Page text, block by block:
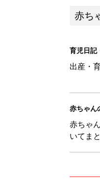
赤ち
育児日記
出産・
赤ちゃん
赤ちゃ
いてま